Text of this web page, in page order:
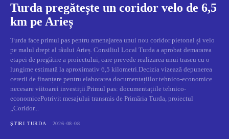
Turda pregătește un coridor velo de 6,5
km pe Arieș
Turda face primul pas pentru amenajarea unui nou coridor pietonal și velo
pe malul drept al râului Arieș. Consiliul Local Turda a aprobat demararea
etapei de pregătire a proiectului, care prevede realizarea unui traseu cu o
lungime estimată la aproximativ 6,5 kilometri.Decizia vizează depunerea
cererii de finanțare pentru elaborarea documentațiilor tehnico-economice
necesare viitoarei investiții.Primul pas: documentațiile tehnico-
economicePotrivit mesajului transmis de Primăria Turda, proiectul
„Coridor...
ȘTIRI TURDA 2026-08-08